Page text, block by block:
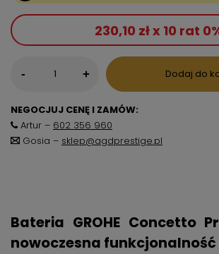
230,10 zł x 10 rat
- + Dodaj do
NEGOCJUJ CENĘ I ZAMÓW:
Artur – 602 356 960
Gosia – sklep@agdprestige.pl
Bateria GROHE Concetto
nowoczesna funkcjonalność